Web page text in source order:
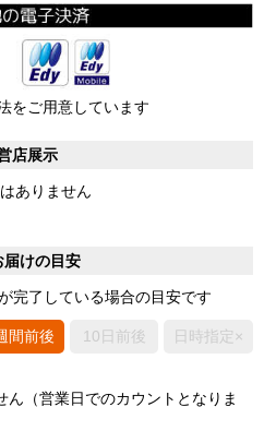
をご用意しています
店展示
ありません
届けの目安
完了している場合の目安です
間前後 10日前後 日時指定×
（営業日でのカウントとなりま